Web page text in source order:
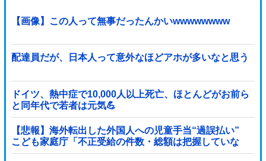
【画像】この人って無事だったんかいwwwwwwww
配達員だが、日本人って意外なほどアホが多いなと思う
ドイツ、熱中症で10,000人以上死亡、ほとんどがお前ら
と同年代で若者は元気💪
【悲報】海外転出した外国人への児童手当“過誤払い”
こども家庭庁「不正受給の件数・総額は把握していな
い」